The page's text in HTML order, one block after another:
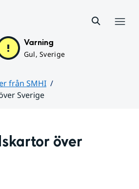
Varning
Gul, Sverige
från SMHI
Sverige
över